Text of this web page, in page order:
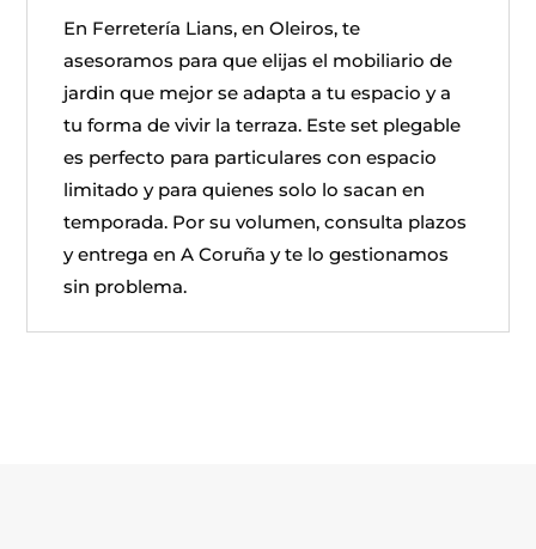
En Ferretería Lians, en Oleiros, te
asesoramos para que elijas el mobiliario de
jardin que mejor se adapta a tu espacio y a
tu forma de vivir la terraza. Este set plegable
es perfecto para particulares con espacio
limitado y para quienes solo lo sacan en
temporada. Por su volumen, consulta plazos
y entrega en A Coruña y te lo gestionamos
sin problema.